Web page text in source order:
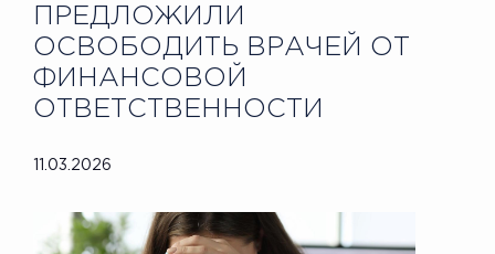
ПРЕДЛОЖИЛИ
ОСВОБОДИТЬ ВРАЧЕЙ ОТ
ФИНАНСОВОЙ
ОТВЕТСТВЕННОСТИ
11.03.2026